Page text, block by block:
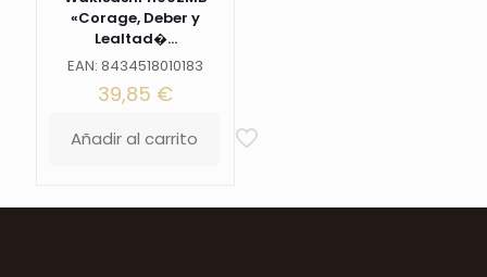
«Corage, Deber y
Lealtad�...
EAN: 8434518010183
39,85 €
Añadir al carrito